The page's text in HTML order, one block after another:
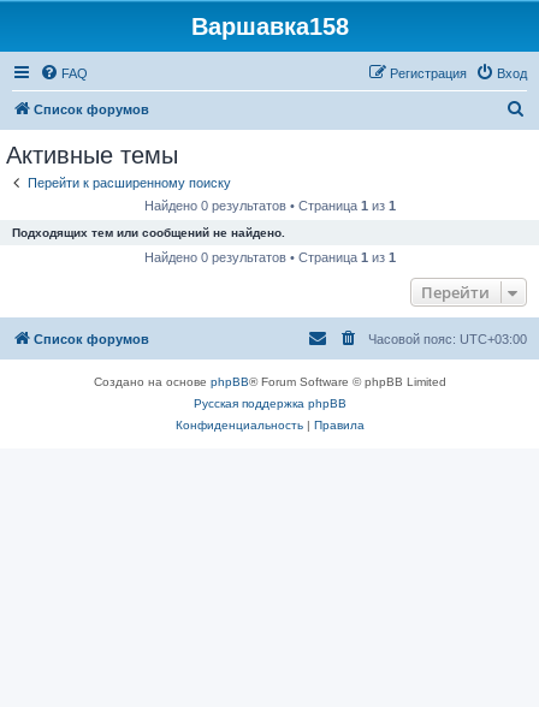
Варшавка158
FAQ Вход
Регистрация
Список форумов
Активные темы
Перейти к расширенному поиску
Найдено 0 результатов • Страница 1 из 1
Подходящих тем или сообщений не найдено.
Найдено 0 результатов • Страница 1 из 1
Перейти
Список форумов Часовой пояс: UTC+03:00
Создано на основе phpBB® Forum Software © phpBB Limited
Русская поддержка phpBB
Конфиденциальность| Правила